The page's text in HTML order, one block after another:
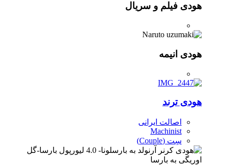
هودی فیلم و سریال
هودی انیمه
هودی ترند
اصالت ایرانی
Machinist
سِت (Couple)